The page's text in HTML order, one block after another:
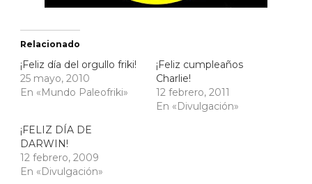
Relacionado
¡Feliz día del orgullo friki!
25 mayo, 2010
En «Mundo Paleofriki»
¡Feliz cumpleaños
Charlie!
12 febrero, 2011
En «Divulgación»
¡FELIZ DÍA DE
DARWIN!
12 febrero, 2009
En «Divulgación»